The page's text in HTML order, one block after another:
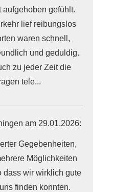
aufgehoben gefühlt.
lief reibungslos
waren schnell,
und geduldig.
zu jeder Zeit die
tele...
am 29.01.2026:
Gegebenheiten,
Möglichkeiten
dass wir wirklich gute
finden konnten.